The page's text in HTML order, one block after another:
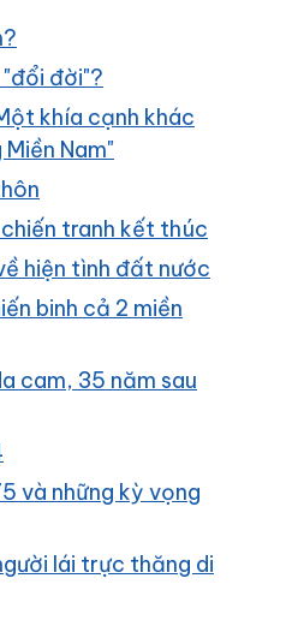
"đổi đời"?
khía cạnh khác
Nam"
tranh kết thúc
hiện tình đất nước
binh cả 2 miền
cam, 35 năm sau
và những kỳ vọng
lái trực thăng di